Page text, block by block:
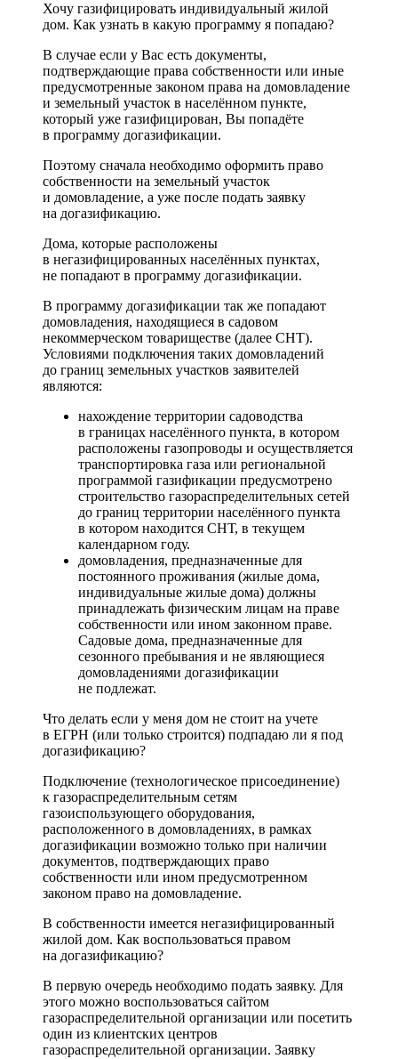
Хочу газифицировать индивидуальный жилой
дом. Как узнать в какую программу я попадаю?
В случае если у Вас есть документы,
подтверждающие права собственности или иные
предусмотренные законом права на домовладение
и земельный участок в населённом пункте,
который уже газифицирован, Вы попадёте
в программу догазификации.
Поэтому сначала необходимо оформить право
собственности на земельный участок
и домовладение, а уже после подать заявку
на догазификацию.
Дома, которые расположены
в негазифицированных населённых пунктах,
не попадают в программу догазификации.
В программу догазификации так же попадают
домовладения, находящиеся в садовом
некоммерческом товариществе (далее СНТ).
Условиями подключения таких домовладений
до границ земельных участков заявителей
являются:
нахождение территории садоводства
в границах населённого пункта, в котором
расположены газопроводы и осуществляется
транспортировка газа или региональной
программой газификации предусмотрено
строительство газораспределительных сетей
до границ территории населённого пункта
в котором находится СНТ, в текущем
календарном году.
домовладения, предназначенные для
постоянного проживания (жилые дома,
индивидуальные жилые дома) должны
принадлежать физическим лицам на праве
собственности или ином законном праве.
Садовые дома, предназначенные для
сезонного пребывания и не являющиеся
домовладениями догазификации
не подлежат.
Что делать если у меня дом не стоит на учете
в ЕГРН (или только строится) подпадаю ли я под
догазификацию?
Подключение (технологическое присоединение)
к газораспределительным сетям
газоиспользующего оборудования,
расположенного в домовладениях, в рамках
догазификации возможно только при наличии
документов, подтверждающих право
собственности или ином предусмотренном
законом право на домовладение.
В собственности имеется негазифицированный
жилой дом. Как воспользоваться правом
на догазификацию?
В первую очередь необходимо подать заявку. Для
этого можно воспользоваться сайтом
газораспределительной организации или посетить
один из клиентских центров
газораспределительной организации. Заявку